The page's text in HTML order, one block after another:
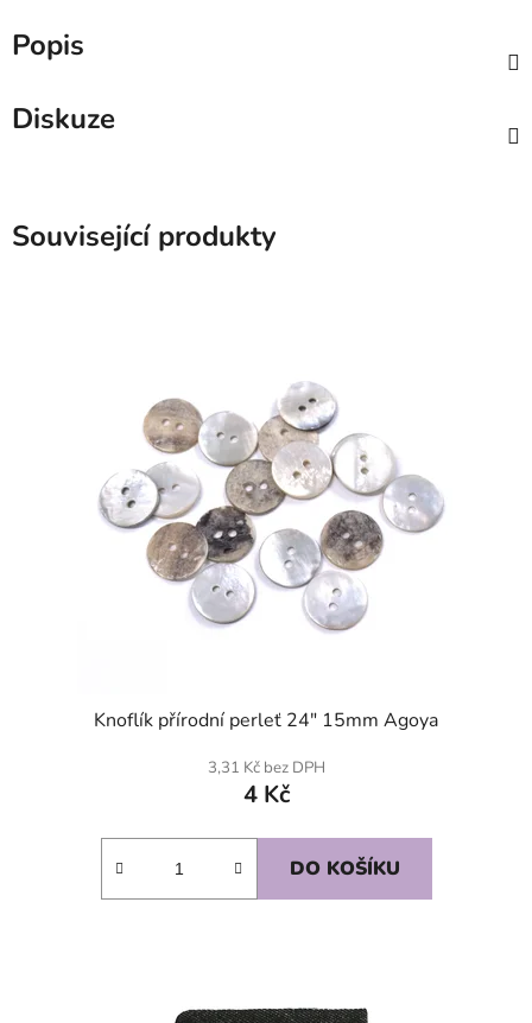
Popis
Diskuze
Související produkty
Knoflík přírodní perleť 24" 15mm Agoya
3,31 Kč bez DPH
4 Kč
DO KOŠÍKU